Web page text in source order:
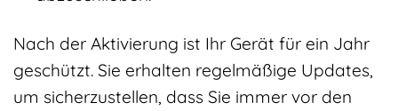
Nach der Aktivierung ist Ihr Gerät für ein Jahr
geschützt. Sie erhalten regelmäßige Updates,
um sicherzustellen, dass Sie immer vor den